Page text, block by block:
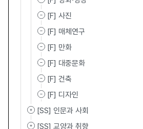
[F] 사진
[F] 매체연구
[F] 만화
[F] 대중문화
[F] 건축
[F] 디자인
[SS] 인문과 사회
[SS] 교양과 취향